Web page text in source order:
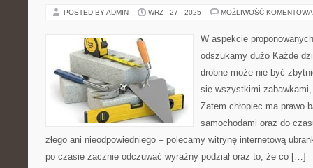
POSTED BY ADMIN WRZ - 27 - 2025 MOŻLIWOŚĆ
W aspekcie
odszukamy dużo Każde
drobne może nie być
się wszystkimi
Zatem chłopiec ma prawo
samochodami oraz do
złego ani nieodpowiedniego – polecamy witrynę internetową
po czasie zacznie odczuwać wyraźny podział oraz to, że co […]